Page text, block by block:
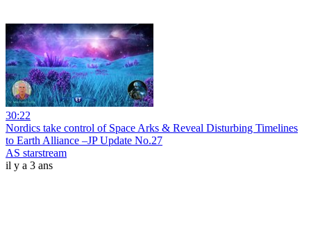
30:22
Nordics take control of Space Arks & Reveal Disturbing Timelines
to Earth Alliance –JP Update No.27
AS starstream
il y a 3 ans